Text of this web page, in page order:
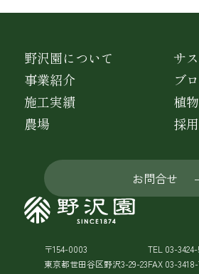
〒154-0003
東京都世田谷区野沢3-29-23
TEL 03-3424-
FAX 03-3418-
野沢園について
事業紹介
施工実績
農場
サ
ブ
植
採用
お問合せ